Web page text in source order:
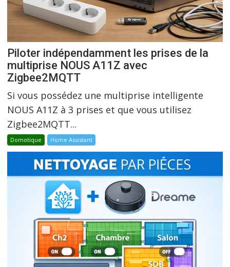
Piloter indépendamment les prises de la
multiprise NOUS A11Z avec
Zigbee2MQTT
Si vous possédez une multiprise intelligente
NOUS A11Z à 3 prises et que vous utilisez
Zigbee2MQTT...
Domotique Home Assistant